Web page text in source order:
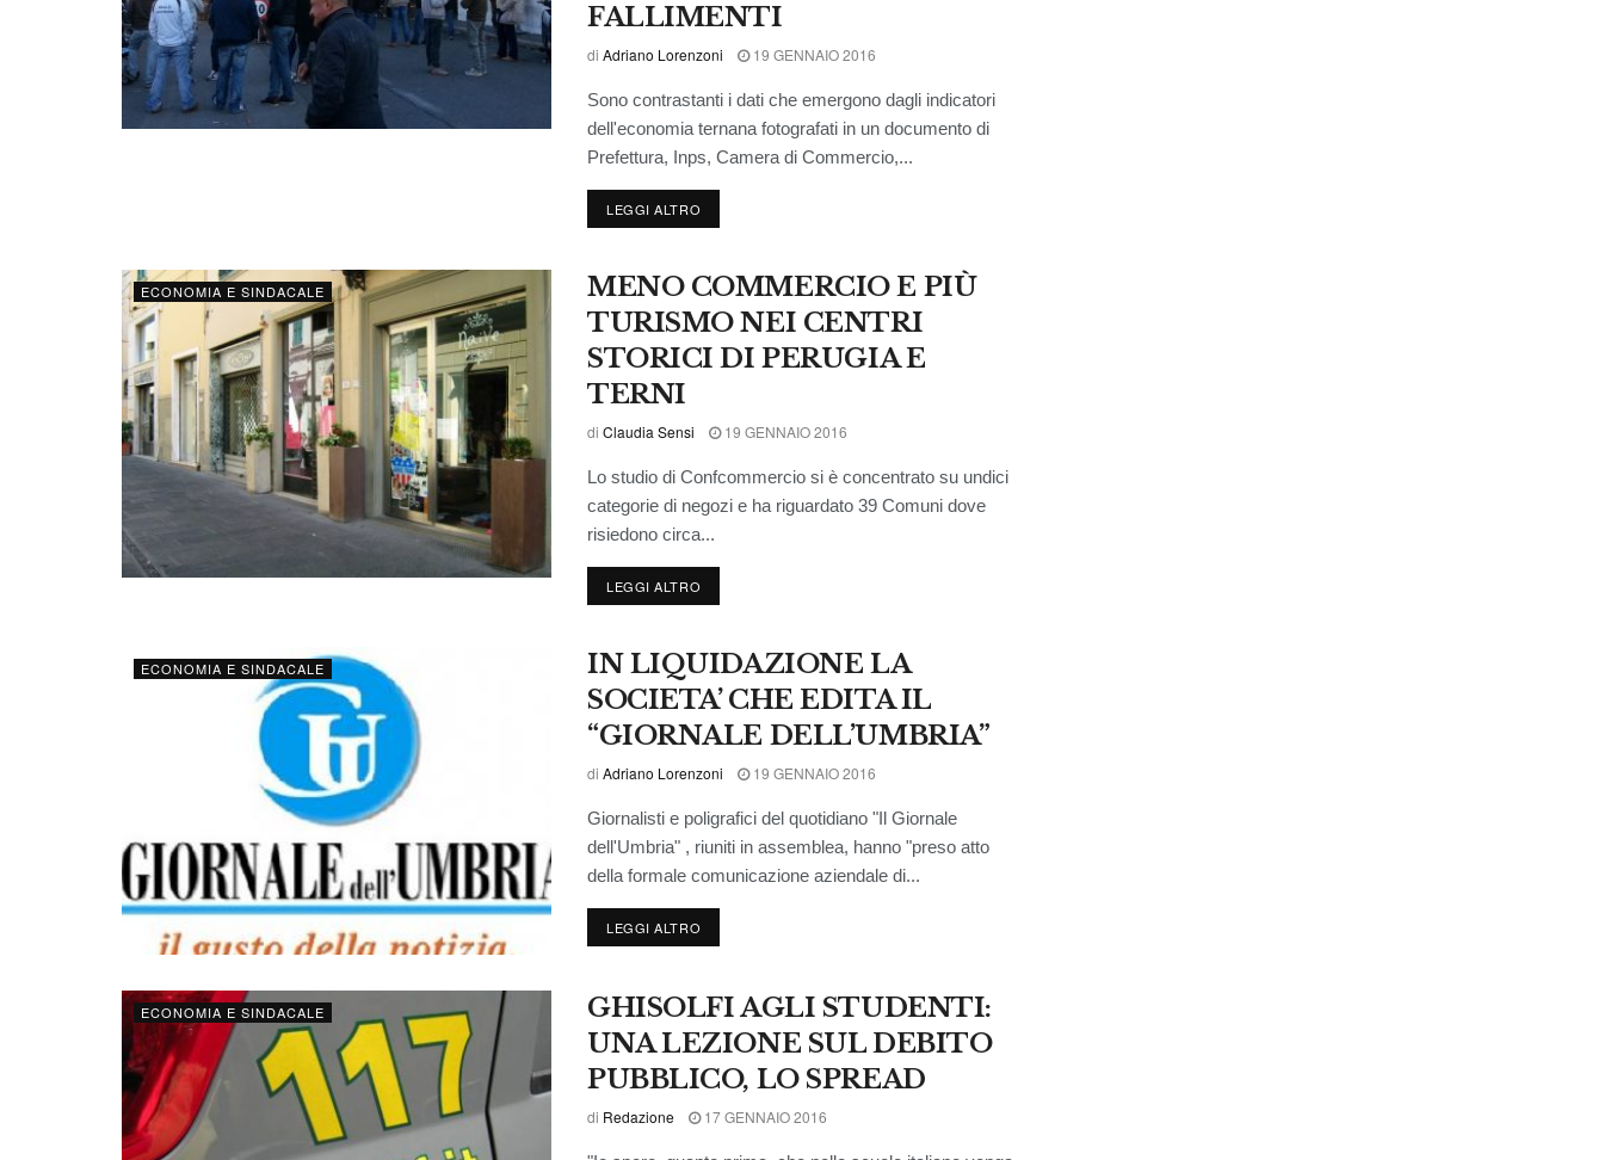
FALLIMENTI
di Adriano Lorenzoni 19 GENNAIO 2016
Sono contrastanti i dati che emergono dagli indicatori
dell'economia ternana fotografati in un documento di
Prefettura, Inps, Camera di Commercio,...
LEGGI ALTRO
ECONOMIA E SINDACALE
MENO COMMERCIO E PIÙ
TURISMO NEI CENTRI
STORICI DI PERUGIA E
TERNI
di Claudia Sensi 19 GENNAIO 2016
Lo studio di Confcommercio si è concentrato su undici
categorie di negozi e ha riguardato 39 Comuni dove
risiedono circa...
LEGGI ALTRO
ECONOMIA E SINDACALE
IN LIQUIDAZIONE LA
SOCIETA’ CHE EDITA IL
“GIORNALE DELL’UMBRIA”
di Adriano Lorenzoni 19 GENNAIO 2016
Giornalisti e poligrafici del quotidiano "Il Giornale
dell'Umbria" , riuniti in assemblea, hanno "preso atto
della formale comunicazione aziendale di...
LEGGI ALTRO
ECONOMIA E SINDACALE
GHISOLFI AGLI STUDENTI:
UNA LEZIONE SUL DEBITO
PUBBLICO, LO SPREAD
di Redazione 17 GENNAIO 2016